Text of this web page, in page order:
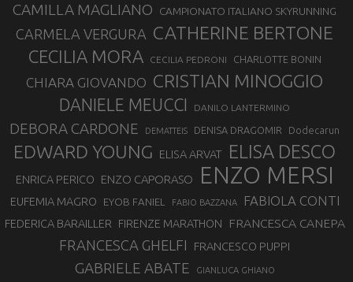
CAMILLA MAGLIANO CAMPIONATO ITALIANO SKYRUNNING
CARMELA VERGURA CATHERINE BERTONE
CECILIA MORA CECILIA PEDRONI CHARLOTTE BONIN
CHIARA GIOVANDO CRISTIAN MINOGGIO
DANIELE MEUCCI DANILO LANTERMINO
DEBORA CARDONE DEMATTEIS DENISA DRAGOMIR Dodecarun
EDWARD YOUNG ELISA ARVAT ELISA DESCO
ENRICA PERICO ENZO CAPORASO ENZO MERSI
EUFEMIA MAGRO EYOB FANIEL FABIO BAZZANA FABIOLA CONTI
FEDERICA BARAILLER FIRENZE MARATHON FRANCESCA CANEPA
FRANCESCA GHELFI FRANCESCO PUPPI
GABRIELE ABATE GIANLUCA GHIANO